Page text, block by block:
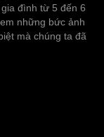
đình từ 5 đến 6
những bức ảnh
mà chúng ta đã